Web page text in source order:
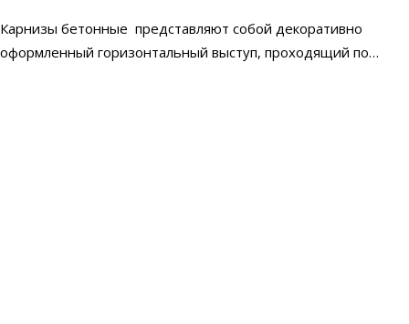
Карнизы бетонные представляют собой декоративно
оформленный горизонтальный выступ, проходящий по…